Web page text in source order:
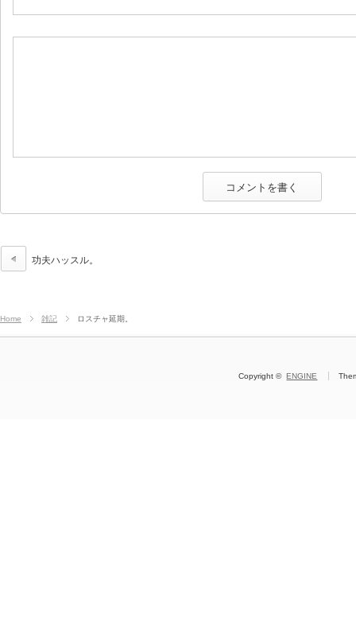
功夫ハッスル。
Home 雑記 ロスチャ延期。
Copyright ©ENGINE